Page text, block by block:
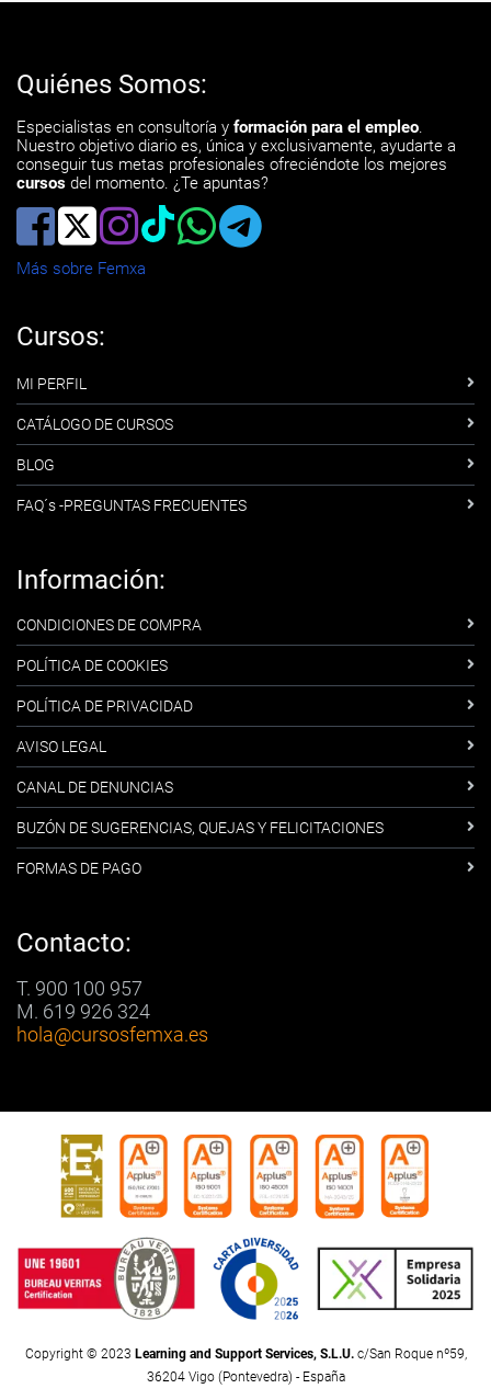
Quiénes Somos:
Especialistas en consultoría y formación para el empleo.
Nuestro objetivo diario es, única y exclusivamente, ayudarte a
conseguir tus metas profesionales ofreciéndote los mejores
cursos del momento. ¿Te apuntas?
Más sobre Femxa
Cursos:
MI PERFIL
CATÁLOGO DE CURSOS
BLOG
FAQ´s -PREGUNTAS FRECUENTES
Información:
CONDICIONES DE COMPRA
POLÍTICA DE COOKIES
POLÍTICA DE PRIVACIDAD
AVISO LEGAL
CANAL DE DENUNCIAS
BUZÓN DE SUGERENCIAS, QUEJAS Y FELICITACIONES
FORMAS DE PAGO
Contacto:
T. 900 100 957
M. 619 926 324
hola@cursosfemxa.es
Copyright © 2023 Learning and Support Services, S.L.U.c/San Roque nº59,
36204 Vigo (Pontevedra) - España